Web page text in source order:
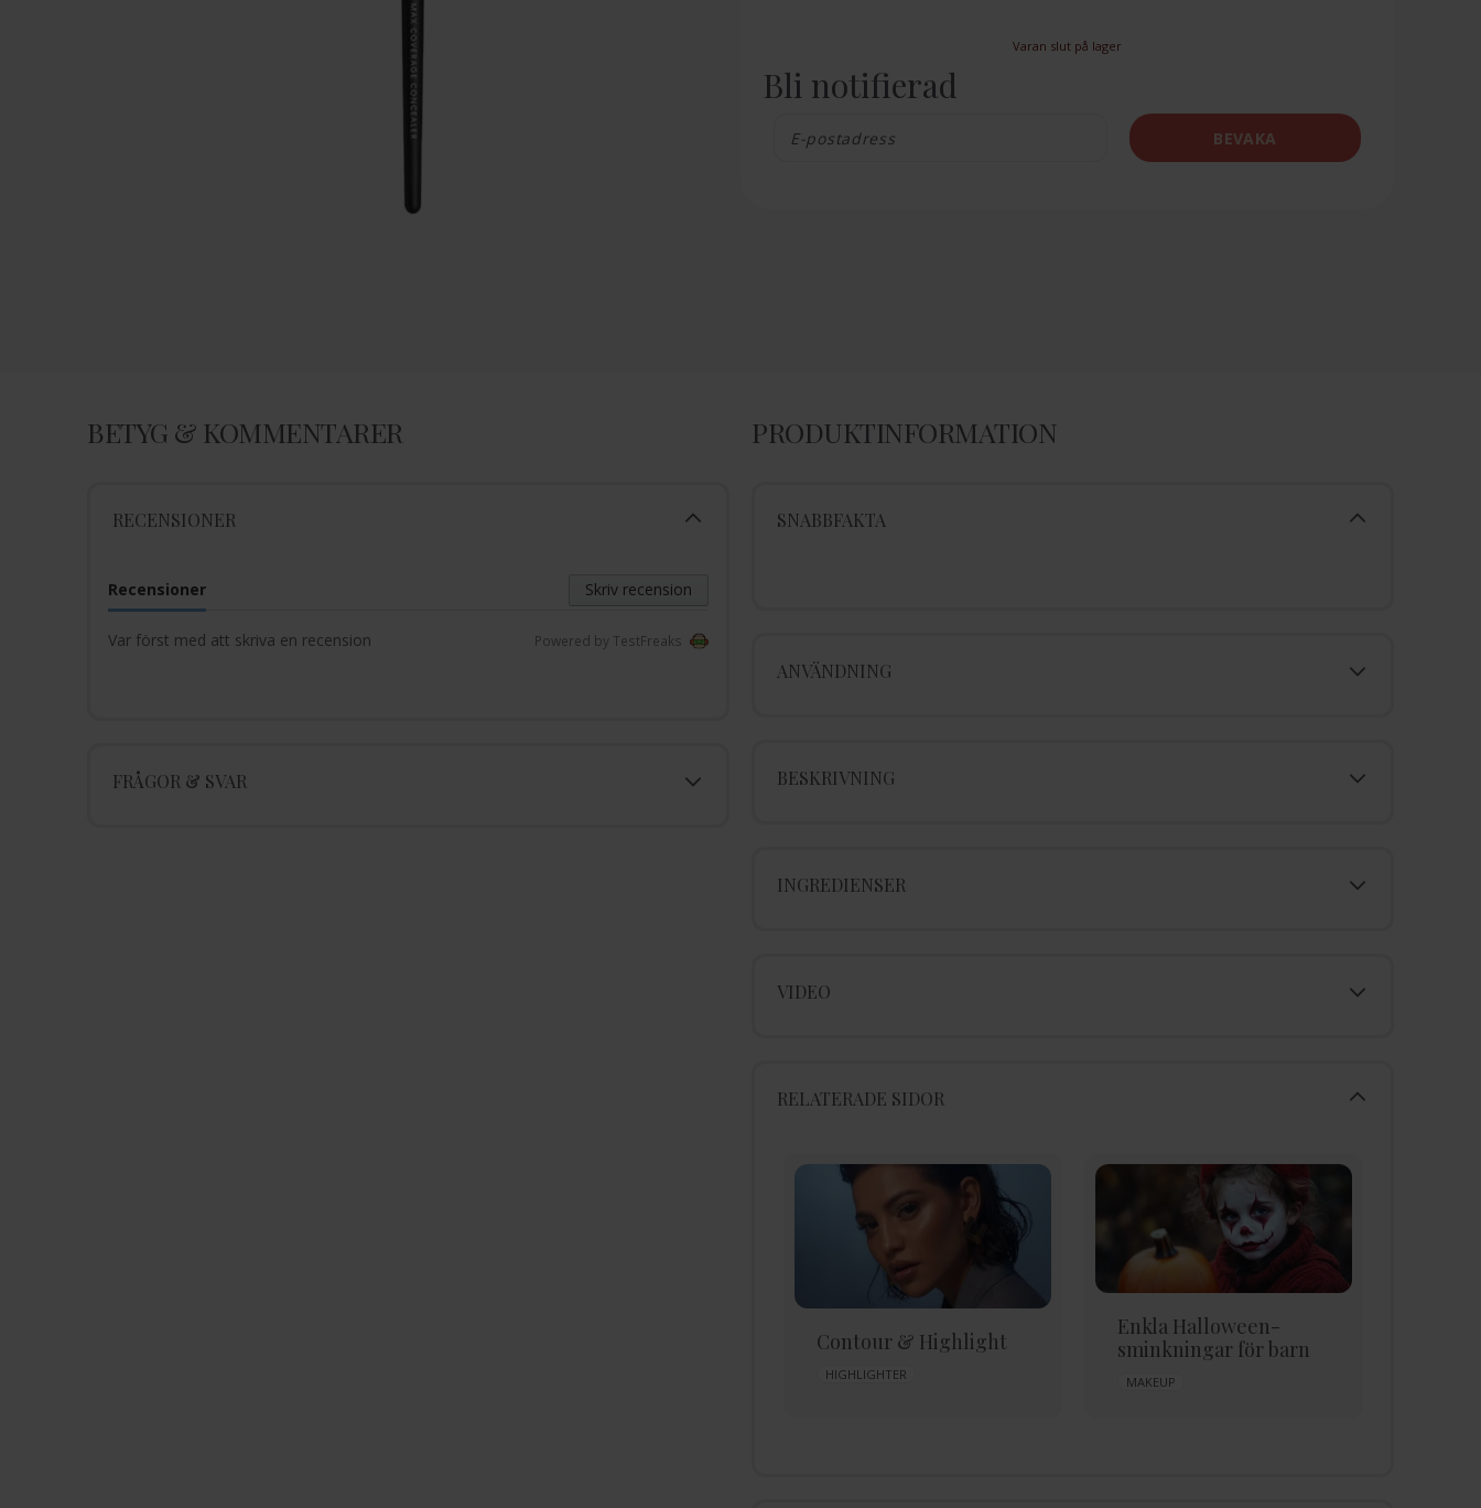
Varan slut på lager
Bli notifierad
BEVAKA
BETYG & KOMMENTARER
RECENSIONER
Skriv recension
Recensioner
Powered by TestFreaks
Var först med att skriva en recension
FRÅGOR & SVAR
PRODUKTINFORMATION
SNABBFAKTA
ANVÄNDNING
BESKRIVNING
INGREDIENSER
VIDEO
RELATERADE SIDOR
Contour & Highlight
HIGHLIGHTER
Enkla Halloween-
sminkningar för barn
MAKEUP